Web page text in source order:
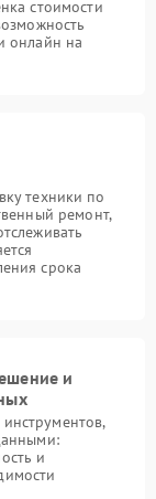
стоимости
онлайн на
техники по
ремонт,
срока
и
и